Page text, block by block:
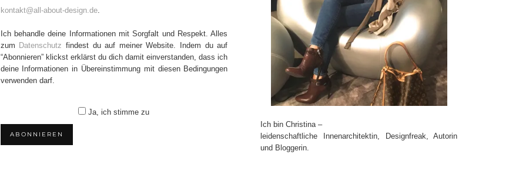
kontakt@all-about-design.de.
Ich behandle deine Informationen mit Sorgfalt und Respekt. Alles
zum Datenschutz findest du auf meiner Website. Indem du auf
“Abonnieren” klickst erklärst du dich damit einverstanden, dass ich
deine Informationen in Übereinstimmung mit diesen Bedingungen
verwenden darf.
Ja, ich stimme zu
ABONNIEREN
Ich bin Christina –
leidenschaftliche Innenarchitektin, Designfreak, Autorin
und Bloggerin.